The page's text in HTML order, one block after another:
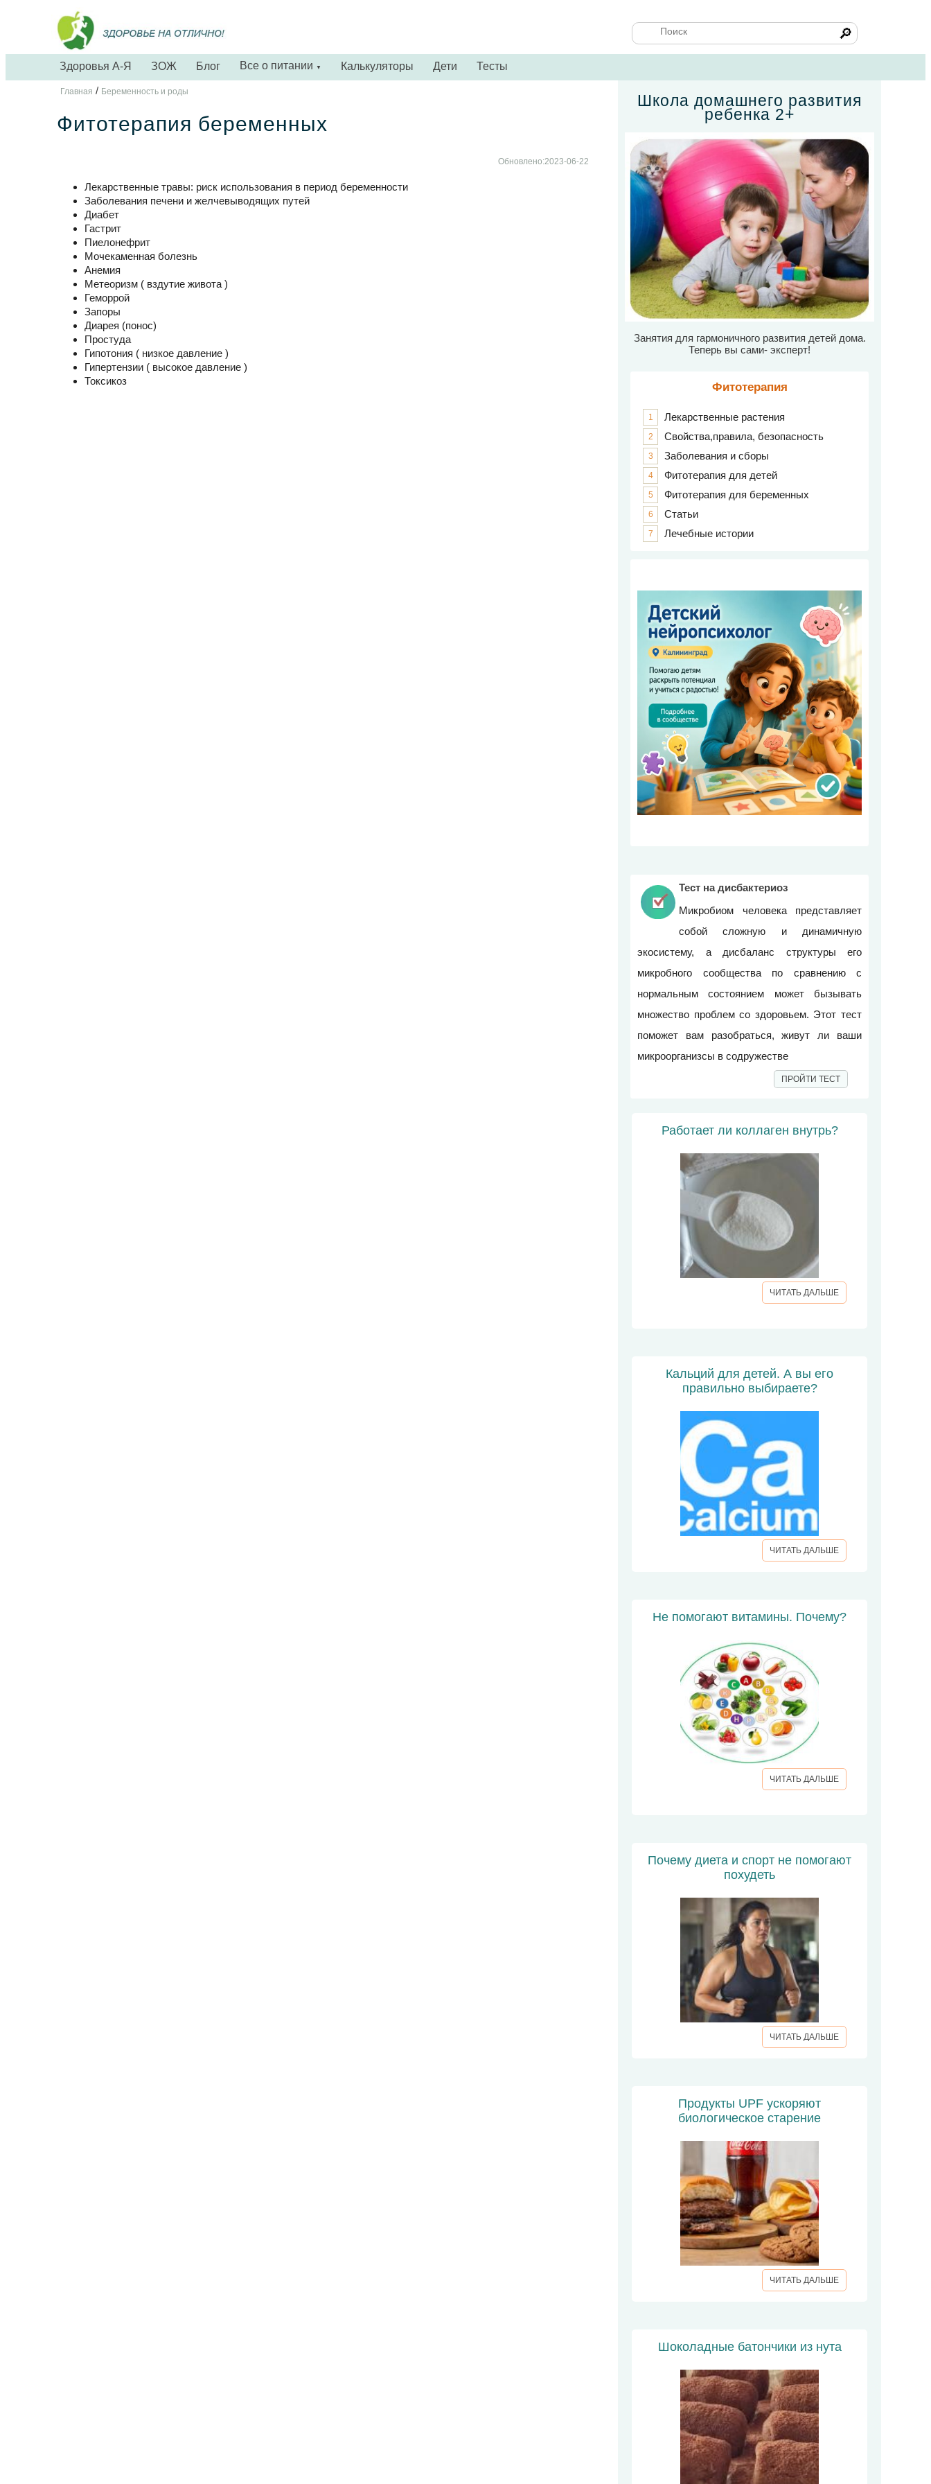
🔎
Здоровья А-Я ЗОЖ Блог Все о питании ▼ Калькуляторы Дети Тесты
Главная / Беременность и роды
Фитотерапия беременных
Обновлено:2023-06-22
Лекарственные травы: риск использования в период беременности
Заболевания печени и желчевыводящих путей
Диабет
Гастрит
Пиелонефрит
Мочекаменная болезнь
Анемия
Метеоризм ( вздутие живота )
Геморрой
Запоры
Диарея (понос)
Простуда
Гипотония ( низкое давление )
Гипертензии ( высокое давление )
Токсикоз
Школа домашнего развития
ребенка 2+
Занятия для гармоничного развития детей дома.
Теперь вы сами- эксперт!
Фитотерапия
1 Лекарственные растения
2 Свойства,правила, безопасность
3 Заболевания и сборы
4 Фитотерапия для детей
5 Фитотерапия для беременных
6 Статьи
7 Лечебные истории
Тест на дисбактериоз
Микробиом человека представляет
собой сложную и динамичную
экосистему, а дисбаланс структуры его
микробного сообщества по сравнению с
нормальным состоянием может бызывать
множество проблем со здоровьем. Этот тест
поможет вам разобраться, живут ли ваши
микроорганизсы в содружестве
ПРОЙТИ ТЕСТ
Работает ли коллаген внутрь?
ЧИТАТЬ ДАЛЬШЕ
Кальций для детей. А вы его
правильно выбираете?
ЧИТАТЬ ДАЛЬШЕ
Не помогают витамины. Почему?
ЧИТАТЬ ДАЛЬШЕ
Почему диета и спорт не помогают
похудеть
ЧИТАТЬ ДАЛЬШЕ
Продукты UPF ускоряют
биологическое старение
ЧИТАТЬ ДАЛЬШЕ
Шоколадные батончики из нута